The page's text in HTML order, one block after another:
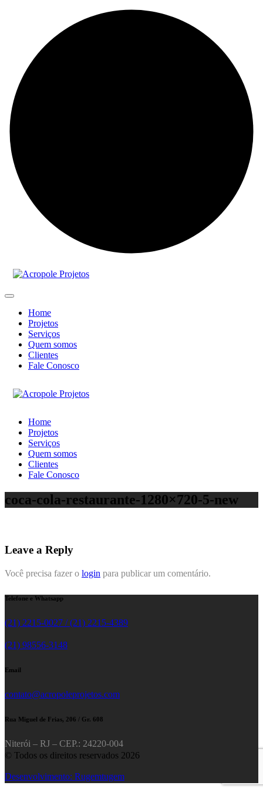
Home
Projetos
Serviços
Quem somos
Clientes
Fale Conosco
Home
Projetos
Serviços
Quem somos
Clientes
Fale Conosco
coca-cola-restaurante-1280×720-5-new
Leave a Reply
Você precisa fazer o login para publicar um comentário.
Telefone e Whatsapp
(21) 2215-0027 / (21) 2215-4389
(21) 98556-3148
Email
contato@acropoleprojetos.com
Rua Miguel de Frias, 206 / Gr. 608
Niterói – RJ – CEP.: 24220-004
© Todos os direitos reservados 2026
Desenvolvimento: Rugemtugem